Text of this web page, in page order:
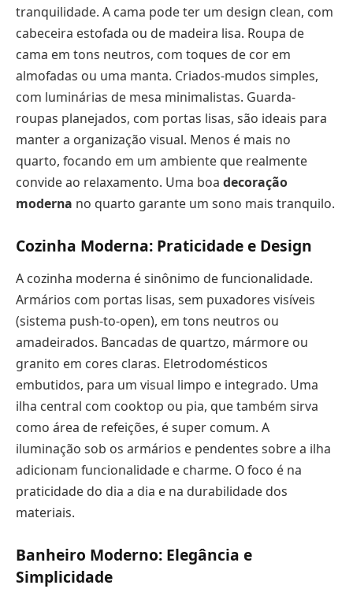
tranquilidade. A cama pode ter um design clean, com
cabeceira estofada ou de madeira lisa. Roupa de
cama em tons neutros, com toques de cor em
almofadas ou uma manta. Criados-mudos simples,
com luminárias de mesa minimalistas. Guarda-
roupas planejados, com portas lisas, são ideais para
manter a organização visual. Menos é mais no
quarto, focando em um ambiente que realmente
convide ao relaxamento. Uma boa decoração
moderna no quarto garante um sono mais tranquilo.
Cozinha Moderna: Praticidade e Design
A cozinha moderna é sinônimo de funcionalidade.
Armários com portas lisas, sem puxadores visíveis
(sistema push-to-open), em tons neutros ou
amadeirados. Bancadas de quartzo, mármore ou
granito em cores claras. Eletrodomésticos
embutidos, para um visual limpo e integrado. Uma
ilha central com cooktop ou pia, que também sirva
como área de refeições, é super comum. A
iluminação sob os armários e pendentes sobre a ilha
adicionam funcionalidade e charme. O foco é na
praticidade do dia a dia e na durabilidade dos
materiais.
Banheiro Moderno: Elegância e
Simplicidade